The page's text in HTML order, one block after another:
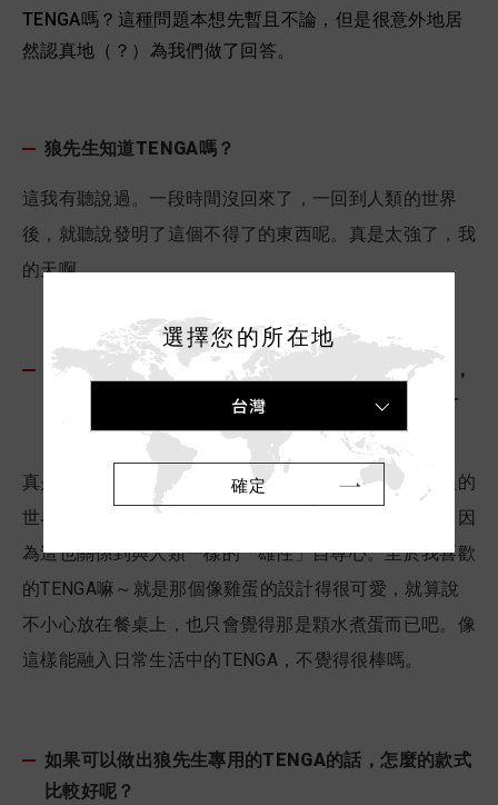
TENGA嗎？這種問題本想先暫且不論，但是很意外地居
然認真地（？）為我們做了回答。
狼先生知道TENGA嗎？
這我有聽說過。一段時間沒回來了，一回到人類的世界
後，就聽說發明了這個不得了的東西呢。真是太強了，我
的天啊。
雖然不知道狼先生「尺寸大小」能不能使用TENGA，
不過還是問問看，喜歡哪一個TENGA 商品呢？為什
真是個好問題呢。我不知道進不進得去。但是就算是狼的
世界也一樣，大家都有大小差異。在此就不多加討論。因
為這也關係到與人類一樣的「雄性」自尊心。至於我喜歡
的TENGA嘛～就是那個像雞蛋的設計得很可愛，就算說
不小心放在餐桌上，也只會覺得那是顆水煮蛋而已吧。像
這樣能融入日常生活中的TENGA，不覺得很棒嗎。
如果可以做出狼先生專用的TENGA的話，怎麼的款式
比較好呢？
選擇您的所在地
台灣
確定